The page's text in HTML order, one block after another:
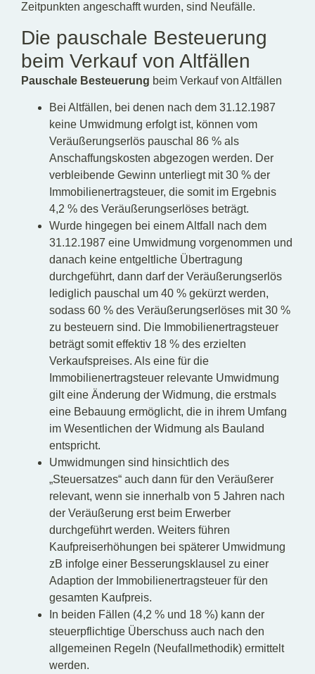
Zeitpunkten angeschafft wurden, sind Neufälle.
Die pauschale Besteuerung
beim Verkauf von Altfällen
Pauschale Besteuerung beim Verkauf von Altfällen
Bei Altfällen, bei denen nach dem 31.12.1987
keine Umwidmung erfolgt ist, können vom
Veräußerungserlös pauschal 86 % als
Anschaffungskosten abgezogen werden. Der
verbleibende Gewinn unterliegt mit 30 % der
Immobilienertragsteuer, die somit im Ergebnis
4,2 % des Veräußerungserlöses beträgt.
Wurde hingegen bei einem Altfall nach dem
31.12.1987 eine Umwidmung vorgenommen und
danach keine entgeltliche Übertragung
durchgeführt, dann darf der Veräußerungserlös
lediglich pauschal um 40 % gekürzt werden,
sodass 60 % des Veräußerungserlöses mit 30 %
zu besteuern sind. Die Immobilienertragsteuer
beträgt somit effektiv 18 % des erzielten
Verkaufspreises. Als eine für die
Immobilienertragsteuer relevante Umwidmung
gilt eine Änderung der Widmung, die erstmals
eine Bebauung ermöglicht, die in ihrem Umfang
im Wesentlichen der Widmung als Bauland
entspricht.
Umwidmungen sind hinsichtlich des
„Steuersatzes“ auch dann für den Veräußerer
relevant, wenn sie innerhalb von 5 Jahren nach
der Veräußerung erst beim Erwerber
durchgeführt werden. Weiters führen
Kaufpreiserhöhungen bei späterer Umwidmung
zB infolge einer Besserungsklausel zu einer
Adaption der Immobilienertragsteuer für den
gesamten Kaufpreis.
In beiden Fällen (4,2 % und 18 %) kann der
steuerpflichtige Überschuss auch nach den
allgemeinen Regeln (Neufallmethodik) ermittelt
werden.